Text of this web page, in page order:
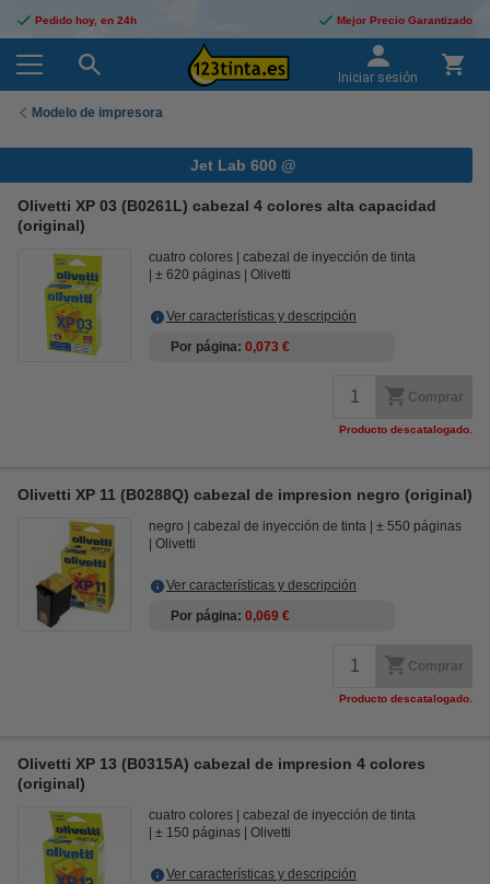
Pedido hoy, en 24h Mejor Precio Garantizado
Iniciar sesión
Modelo de impresora
Jet Lab 600 @
Olivetti XP 03 (B0261L) cabezal 4 colores alta capacidad
(original)
cuatro colores
cabezal de inyección de tinta
± 620 páginas
Olivetti
Ver características y descripción
Por página 0,073 €
Comprar
Producto descatalogado.
Olivetti XP 11 (B0288Q) cabezal de impresion negro (original)
negro cabezal de inyección de tinta
± 550 páginas
Olivetti
Ver características y descripción
Por página 0,069 €
Comprar
Producto descatalogado.
Olivetti XP 13 (B0315A) cabezal de impresion 4 colores
(original)
cuatro colores
cabezal de inyección de tinta
± 150 páginas
Olivetti
Ver características y descripción